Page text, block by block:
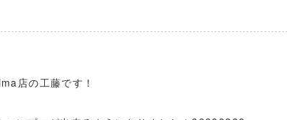
店の工藤です！